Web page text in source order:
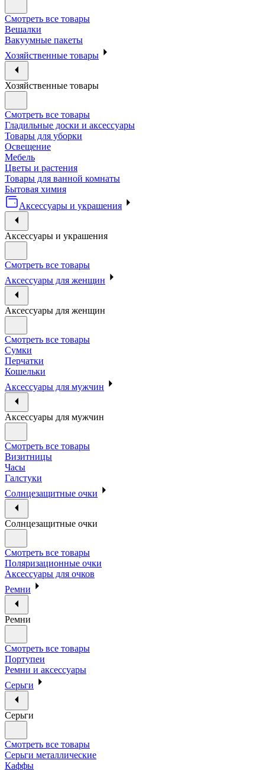
Смотреть все товары
Вешалки
Вакуумные пакеты
Хозяйственные товары
Хозяйственные товары
Смотреть все товары
Гладильные доски и аксессуары
Товары для уборки
Освещение
Мебель
Цветы и растения
Товары для ванной комнаты
Бытовая химия
Аксессуары и украшения
Аксессуары и украшения
Смотреть все товары
Аксессуары для женщин
Аксессуары для женщин
Смотреть все товары
Сумки
Перчатки
Кошельки
Аксессуары для мужчин
Аксессуары для мужчин
Смотреть все товары
Визитницы
Часы
Галстуки
Солнцезащитные очки
Солнцезащитные очки
Смотреть все товары
Поляризационные очки
Аксессуары для очков
Ремни
Ремни
Смотреть все товары
Портупеи
Ремни и аксессуары
Серьги
Серьги
Смотреть все товары
Серьги металлические
Каффы